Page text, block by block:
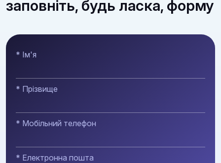
заповніть, будь ласка, форму
* Ім'я
* Прізвище
* Мобільний телефон
* Електронна пошта